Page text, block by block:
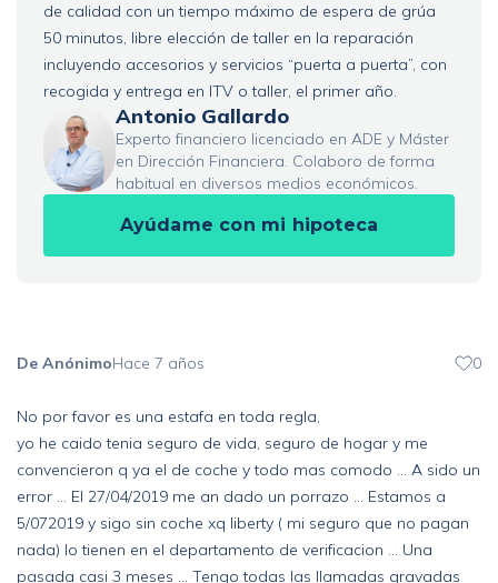
de calidad con un tiempo máximo de espera de grúa
50 minutos, libre elección de taller en la reparación
incluyendo accesorios y servicios “puerta a puerta”, con
recogida y entrega en ITV o taller, el primer año.
Antonio Gallardo
Experto financiero licenciado en ADE y Máster
en Dirección Financiera. Colaboro de forma
habitual en diversos medios económicos.
Ayúdame con mi hipoteca
De AnónimoHace 7 años 0
No por favor es una estafa en toda regla,
yo he caido tenia seguro de vida, seguro de hogar y me
convencieron q ya el de coche y todo mas comodo ... A sido un
error ... El 27/04/2019 me an dado un porrazo ... Estamos a
5/072019 y sigo sin coche xq liberty ( mi seguro que no pagan
nada) lo tienen en el departamento de verificacion ... Una
pasada casi 3 meses ... Tengo todas las llamadas gravadas